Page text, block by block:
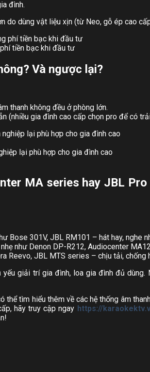
đình.
dùng vật liệu xịn (từ Neo, gỗ ép cao
tiền bạc khi đầu tư
Và ngược lại?
thanh không đều ở phòng lớn.
gia đình cao cấp chọn pro để có
lại phù hợp cho gia đình cao
MA series hay JBL
Bose 301V, JBL RM101 – hát hay, nghe
như Denon DP-R212, Audiocenter
Reevo, JBL MTS series – chịu tải, chống
yếu giải trí gia đình, loa gia đình đủ dùng.
tìm hiểu thêm về các hệ thống âm
hãy truy cập ngay https://